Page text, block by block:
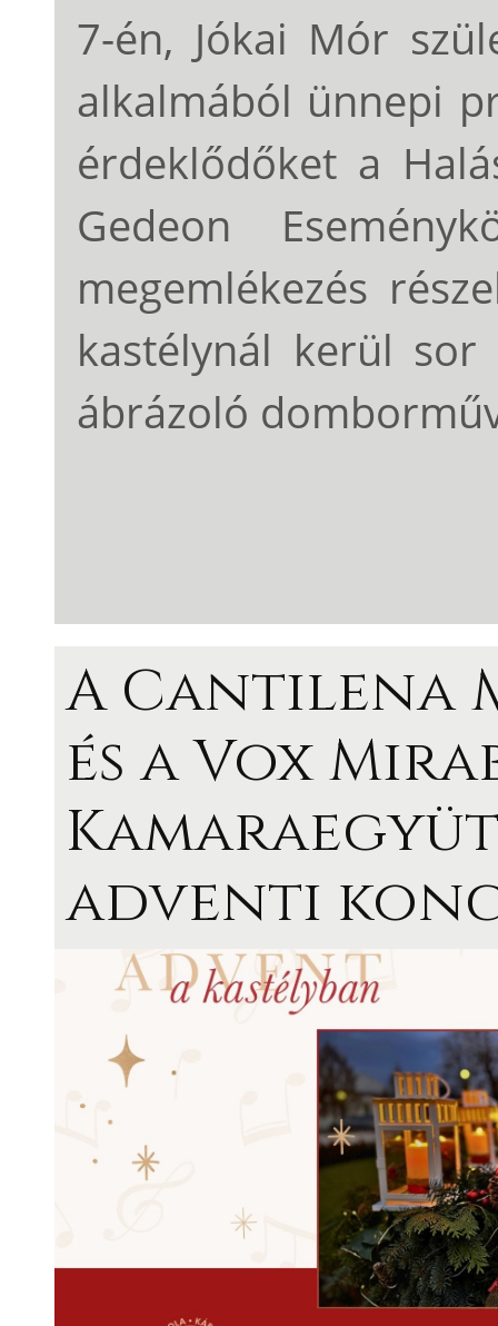
7-én, Jókai Mór
alkalmából ünnepi
érdeklődőket a
Gedeon
megemlékezés
kastélynál kerül sor
ábrázoló
A Cantilena
és a Vox
adventi